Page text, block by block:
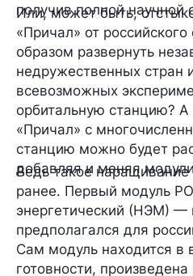
получив полной научной
Или, может быть,
«Причал» от
образом развернуть
недружественных стран
всевозможных
орбитальную станцию?
«Причал» с
станцию можно будет
добавляя и меняя
Ведь такое наращивание
ранее. Первый модуль
энергетический (НЭМ) —
предполагался для
Сам модуль находится в
готовности,